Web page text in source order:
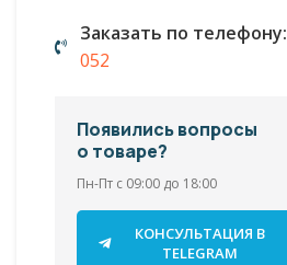
Заказать по телефону:
052
Появились вопросы
о товаре?
Пн-Пт с 09:00 до 18:00
КОНСУЛЬТАЦИЯ В
TELEGRAM